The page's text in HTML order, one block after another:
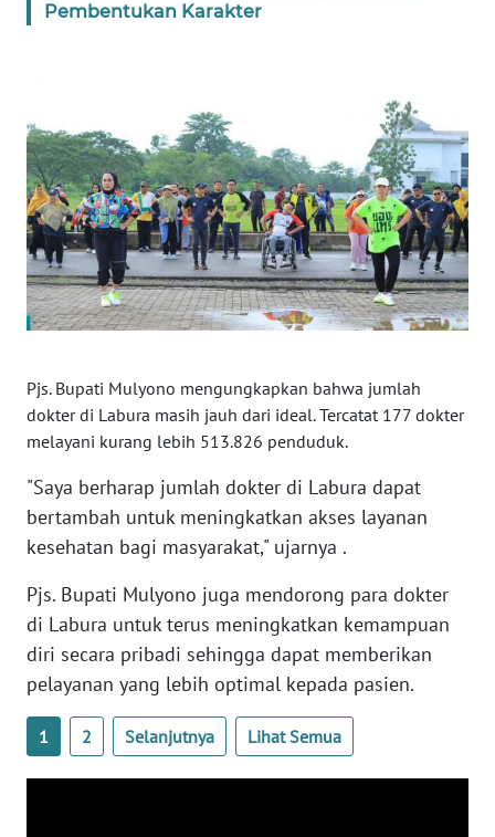
Pembentukan Karakter
Pjs. Bupati Mulyono mengungkapkan bahwa jumlah
dokter di Labura masih jauh dari ideal. Tercatat 177 dokter
melayani kurang lebih 513.826 penduduk.
"Saya berharap jumlah dokter di Labura dapat
bertambah untuk meningkatkan akses layanan
kesehatan bagi masyarakat," ujarnya .
Pjs. Bupati Mulyono juga mendorong para dokter
di Labura untuk terus meningkatkan kemampuan
diri secara pribadi sehingga dapat memberikan
pelayanan yang lebih optimal kepada pasien.
1 2 Selanjutnya Lihat Semua
WN
BENGKULU
WN
LAMPUNG
WN
JATENG
WN
JOGJA
WN
JATIM
WN
BALI
WN
KALBAR
WN
KALTENG